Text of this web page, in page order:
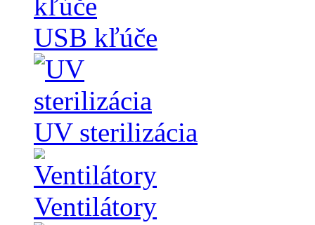
USB kľúče
UV sterilizácia
Ventilátory